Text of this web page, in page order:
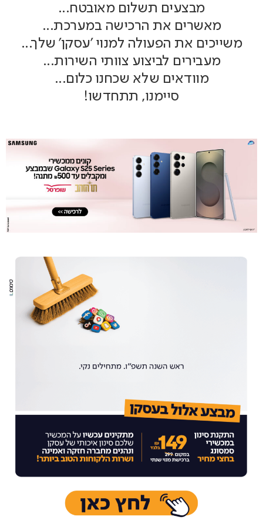
מבצעים תשלום מאובטח...
מאשרים את הרכישה במערכת...
משייכים את הפעולה למנוי 'עסקן' שלך...
מעבירים לביצוע צוותי השירות...
מוודאים שלא שכחנו כלום...
סיימנו, תתחדשו!